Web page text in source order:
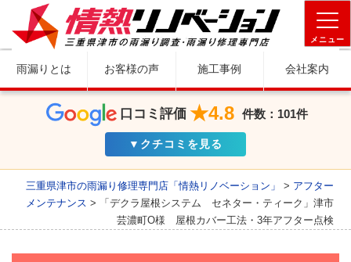
メニュー
雨漏りとは お客様の声 施工事例 会社案内
口コミ評価 ★4.8 件数：101件
▼クチコミを見る
三重県津市の雨漏り修理専門店「情熱リノベーション」 > アフター
メンテナンス >
「デクラ屋根システム セネター・ティーク」津市
芸濃町O様 屋根カバー工法・3年アフター点検